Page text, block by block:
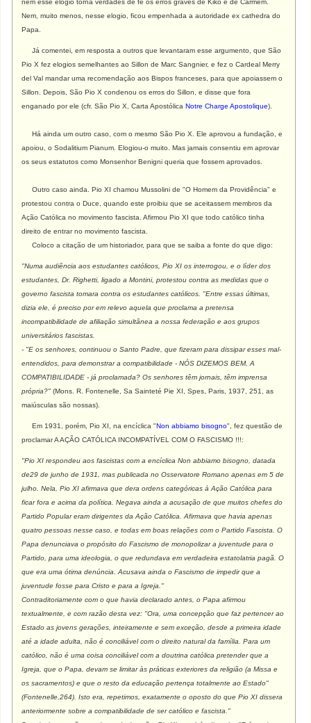
nem esse elogio torna verdades de fé os erros graves de Kiko e de Carmem.
Nem, muito menos, nesse elogio, ficou empenhada a autoridade ex cathedra do
Papa.
Já comentei, em resposta a outros que levantaram esse argumento, que São
Pio X fez elogios semelhantes ao Sillon de Marc Sangnier, e fez o Cardeal Merry
del Val mandar uma recomendação aos Bispos franceses, para que apoiassem o
Sillon. Depois, São Pio X condenou os erros do Sillon, e disse que fora
enganado por ele (cfr. São Pio X, Carta ApostólicaNotre Charge Apostolique).
Há ainda um outro caso, com o mesmo São Pio X. Ele aprovou a fundação, e
apoiou, o Sodalitium Pianum. Elogiou-o muito. Mas jamais consentiu em aprovar
os seus estatutos como Monsenhor Benigni queria que fossem aprovados.
Outro caso ainda. Pio XI chamou Mussolini de "O Homem da Providência" e
protestou contra o Duce, quando este proibiu que se aceitassem membros da
Ação Católica no movimento fascista. Afirmou Pio XI que todo católico tinha
direito de entrar no movimento fascista.
Coloco a citação de um historiador, para que se saiba a fonte do que digo:
"Numa audiência aos estudantes católicos, Pio XI os interrogou, e o líder dos
estudantes, Dr. Righetti, ligado a Montini, protestou contra as medidas que o
governo fascista tomara contra os estudantes católicos. "Entre essas últimas,
dizia ele, é preciso por em relevo aquela que proclama a pretensa
incompatibilidade de afiliação simultânea a nossa federação e aos grupos
universitários fascistas.
- "E os senhores, continuou o Santo Padre, que fizeram para dissipar esses mal-
entendidos, para demonstrar a compatibilidade - NÓS DIZEMOS BEM, A
COMPATIBILIDADE - já proclamada? Os senhores têm jornais, têm imprensa
própria?" (Mons. R. Fontenelle, Sa Sainteté Pie XI, Spes, Paris, 1937, 251, as
maiúsculas são nossas).
Em 1931, porém, Pio XI, na encíclica "Non abbiamo bisogno", fez questão de
proclamar A AÇÃO CATÓLICA INCOMPATÍVEL COM O FASCISMO !!!:
"Pio XI respondeu aos fascistas com a encíclica Non abbiamo bisogno, datada
de29 de junho de 1931, mas publicada no Osservatore Romano apenas em 5 de
julho. Nela, Pio XI afirmava que dera ordens categóricas à Ação Católica para
ficar fora e acima da política. Negava ainda a acusação de que muitos chefes do
Partido Popular eram dirigentes da Ação Católica. Afirmava que havia apenas
quatro pessoas nesse caso, e todas em boas relações com o Partido Fascista. O
Papa denunciava o propósito do Fascismo de monopolizar a juventude para o
Partido, para uma ideologia, o que redundava em verdadeira estatolatria pagã. O
que era uma ótima denúncia. Acusava ainda o Fascismo de impedir que a
juventude fosse para Cristo e para a Igreja."
Contraditoriamente com o que havia declarado antes, o Papa afirmou
textualmente, e com razão desta vez: "Ora, uma concepção que faz pertencer ao
Estado as jovens gerações, inteiramente e sem exceção, desde a primeira idade
até a idade adulta, não é conciliável com o direito natural da família. Para um
católico, não é uma coisa conciliável com a doutrina católica pretender que a
Igreja, que o Papa, devam se limitar às práticas exteriores da religião (a Missa e
os sacramentos) e que o resto da educação pertença totalmente ao Estado"
(Fontenelle,264). Isto era, repetimos, exatamente o oposto do que Pio XI dissera
anteriormente sobre a compatibilidade de ser católico e fascista."